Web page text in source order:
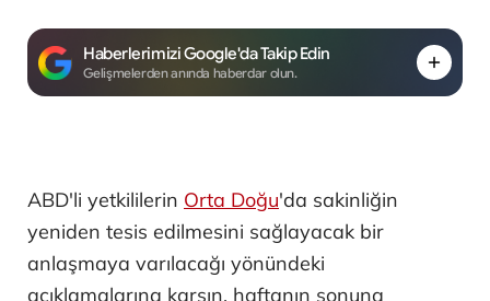
Haberlerimizi Google'da Takip Edin
Gelişmelerden anında haberdar olun.
ABD'li yetkililerin Orta Doğu'da sakinliğin
yeniden tesis edilmesini sağlayacak bir
anlaşmaya varılacağı yönündeki
açıklamalarına karşın, haftanın sonuna